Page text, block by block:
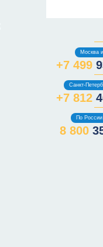
Москва
+7 499
Санкт-
+7 812
По России
8 800